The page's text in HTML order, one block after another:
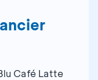
Café Latte